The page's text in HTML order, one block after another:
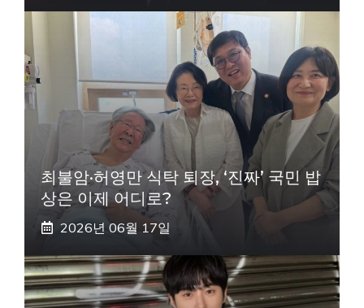
최불암·허영만 식탁 퇴장, ‘진짜’ 국민 밥
상은 이제 어디로?
2026년 06월 17일